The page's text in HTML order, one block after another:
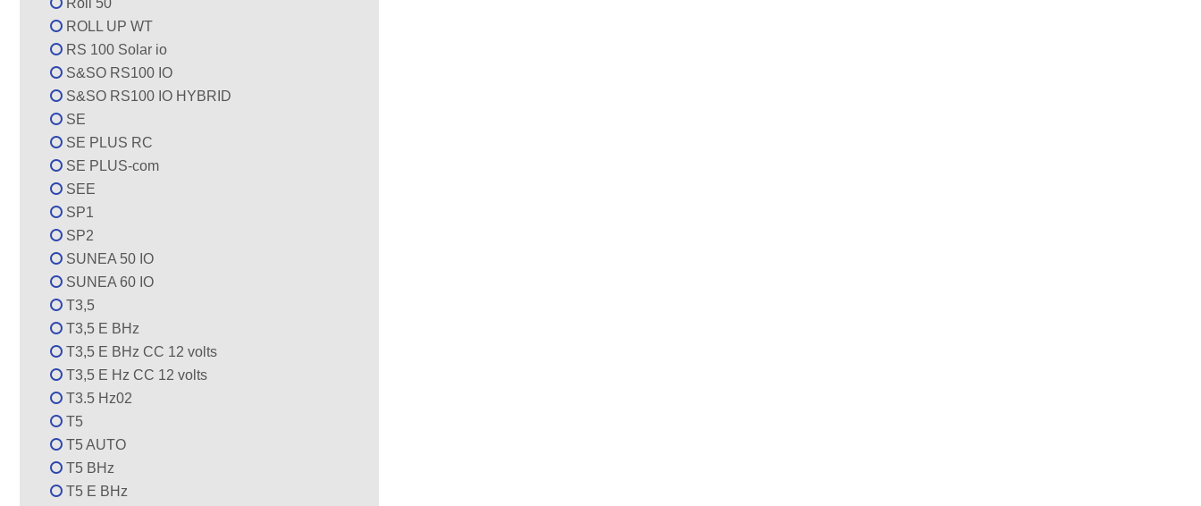
Roll 50
ROLL UP WT
RS 100 Solar io
S&SO RS100 IO
S&SO RS100 IO HYBRID
SE
SE PLUS RC
SE PLUS-com
SEE
SP1
SP2
SUNEA 50 IO
SUNEA 60 IO
T3,5
T3,5 E BHz
T3,5 E BHz CC 12 volts
T3,5 E Hz CC 12 volts
T3.5 Hz02
T5
T5 AUTO
T5 BHz
T5 E BHz